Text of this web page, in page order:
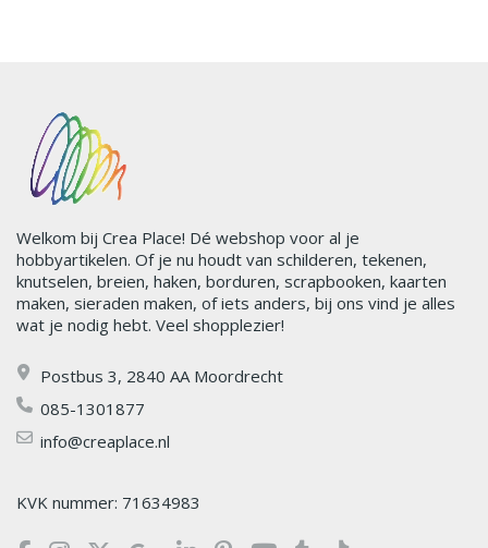
Welkom bij Crea Place! Dé webshop voor al je
hobbyartikelen. Of je nu houdt van schilderen, tekenen,
knutselen, breien, haken, borduren, scrapbooken, kaarten
maken, sieraden maken, of iets anders, bij ons vind je alles
wat je nodig hebt. Veel shopplezier!
Postbus 3, 2840 AA Moordrecht
085-1301877
info@creaplace.nl
KVK nummer: 71634983